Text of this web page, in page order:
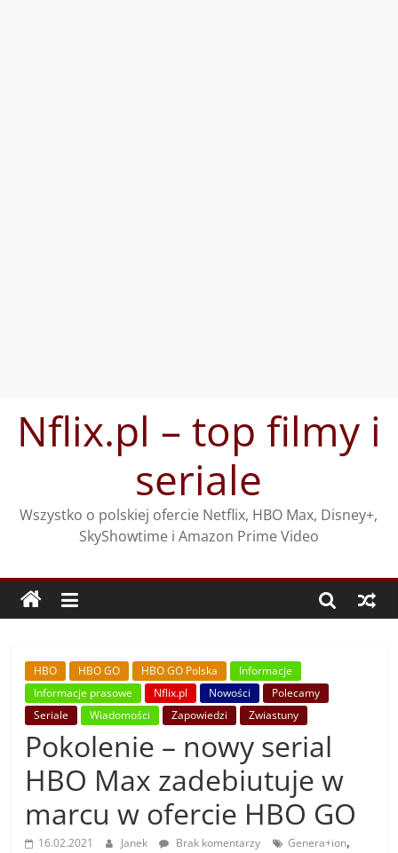
treściNflix.pl – top filmy i
seriale
Wszystko o polskiej ofercie Netflix, HBO Max, Disney+,
SkyShowtime i Amazon Prime Video
HBO HBO GO HBO GO Polska
Informacje
Informacje prasowe
Nflix.pl Nowości
Polecamy
Seriale
Wiadomości Zapowiedzi Zwiastuny
Pokolenie – nowy serial
HBO Max zadebiutuje w
marcu w ofercie HBO GO
16.02.2021 Janek Brak komentarzy Genera+ion,